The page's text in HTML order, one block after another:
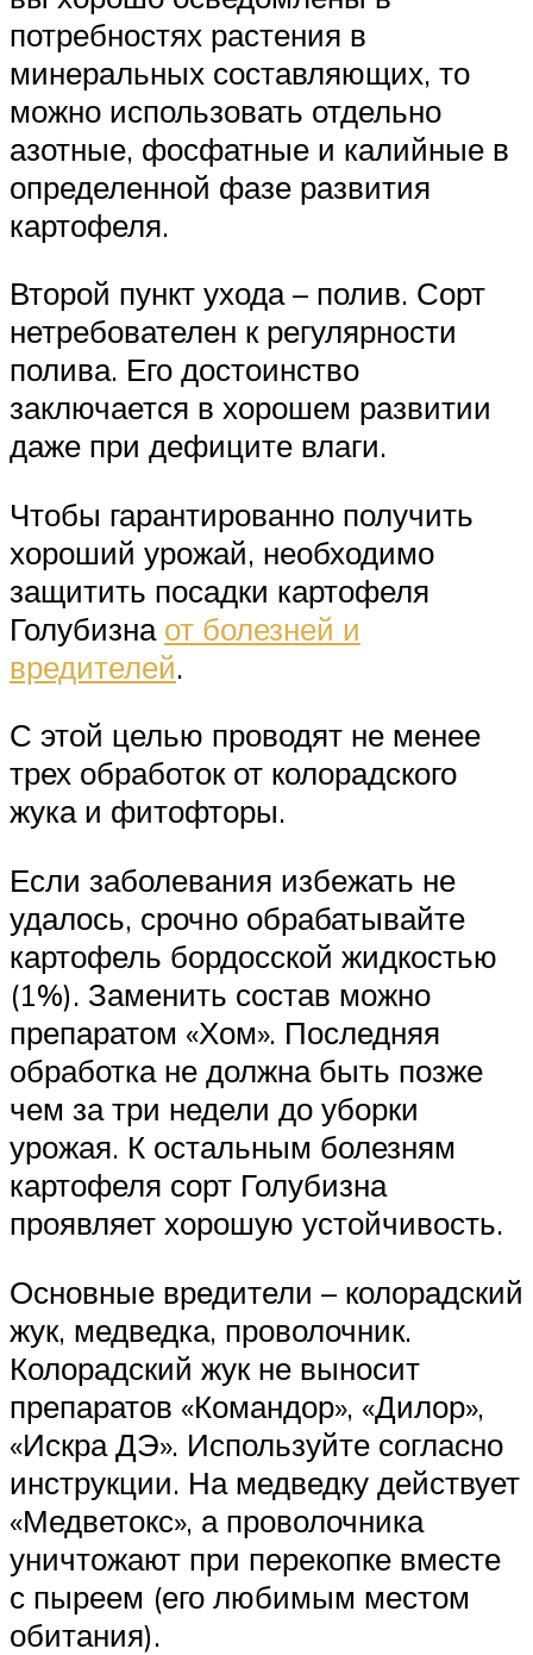
потребностях растения в
минеральных составляющих, то
можно использовать отдельно
азотные, фосфатные и калийные в
определенной фазе развития
картофеля.
Второй пункт ухода – полив. Сорт
нетребователен к регулярности
полива. Его достоинство
заключается в хорошем развитии
даже при дефиците влаги.
Чтобы гарантированно получить
хороший урожай, необходимо
защитить посадки картофеля
Голубизна от болезней и
вредителей.
С этой целью проводят не менее
трех обработок от колорадского
жука и фитофторы.
Если заболевания избежать не
удалось, срочно обрабатывайте
картофель бордосской жидкостью
(1%). Заменить состав можно
препаратом «Хом». Последняя
обработка не должна быть позже
чем за три недели до уборки
урожая. К остальным болезням
картофеля сорт Голубизна
проявляет хорошую устойчивость.
Основные вредители – колорадский
жук, медведка, проволочник.
Колорадский жук не выносит
препаратов «Командор», «Дилор»,
«Искра ДЭ». Используйте согласно
инструкции. На медведку действует
«Медветокс», а проволочника
уничтожают при перекопке вместе
с пыреем (его любимым местом
обитания).